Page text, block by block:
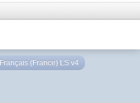
Français (France) LS v4